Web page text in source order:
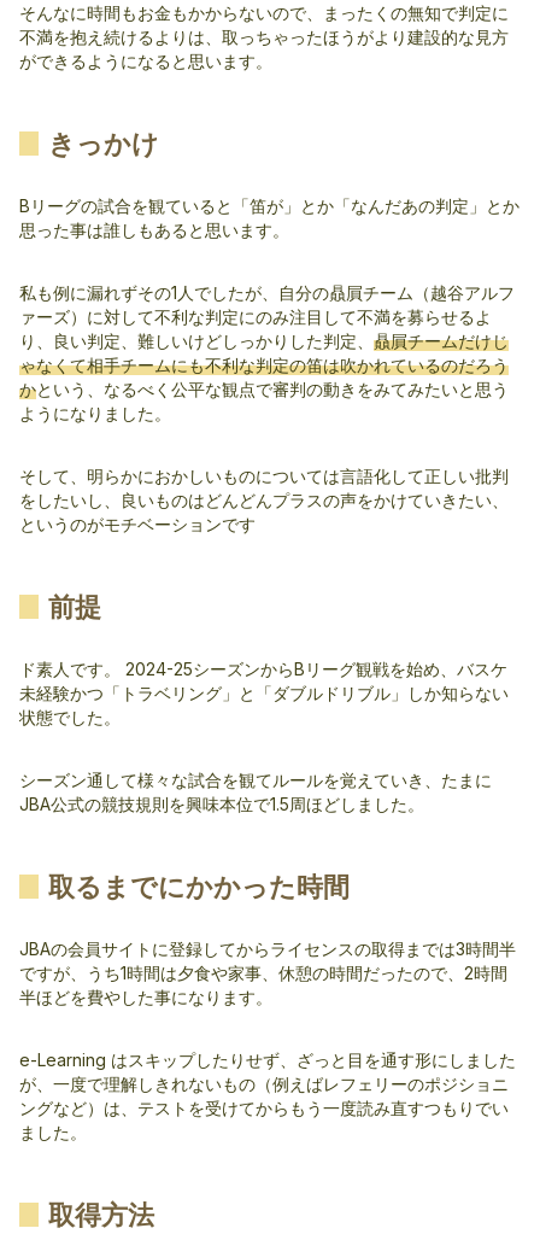
そんなに時間もお金もかからないので、まったくの無知で判定に
不満を抱え続けるよりは、取っちゃったほうがより建設的な見方
ができるようになると思います。
きっかけ
Bリーグの試合を観ていると「笛が」とか「なんだあの判定」とか
思った事は誰しもあると思います。
私も例に漏れずその1人でしたが、自分の贔屓チーム（越谷アルフ
ァーズ）に対して不利な判定にのみ注目して不満を募らせるよ
り、良い判定、難しいけどしっかりした判定、 贔屓チームだけじ
ゃなくて相手チームにも不利な判定の笛は吹かれているのだろう
かという、なるべく公平な観点で審判の動きをみてみたいと思う
ようになりました。
そして、明らかにおかしいものについては言語化して正しい批判
をしたいし、良いものはどんどんプラスの声をかけていきたい、
というのがモチベーションです
前提
ド素人です。 2024-25シーズンからBリーグ観戦を始め、バスケ
未経験かつ「トラベリング」と「ダブルドリブル」しか知らない
状態でした。
シーズン通して様々な試合を観てルールを覚えていき、たまに
JBA公式の競技規則を興味本位で1.5周ほどしました。
取るまでにかかった時間
JBAの会員サイトに登録してからライセンスの取得までは3時間半
ですが、うち1時間は夕食や家事、休憩の時間だったので、2時間
半ほどを費やした事になります。
e-Learning はスキップしたりせず、ざっと目を通す形にしました
が、一度で理解しきれないもの（例えばレフェリーのポジショニ
ングなど）は、テストを受けてからもう一度読み直すつもりでい
ました。
取得方法